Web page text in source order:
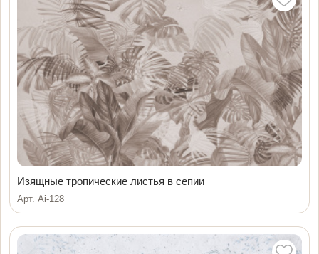
Изящные тропические листья в сепии
Арт. Ai-128